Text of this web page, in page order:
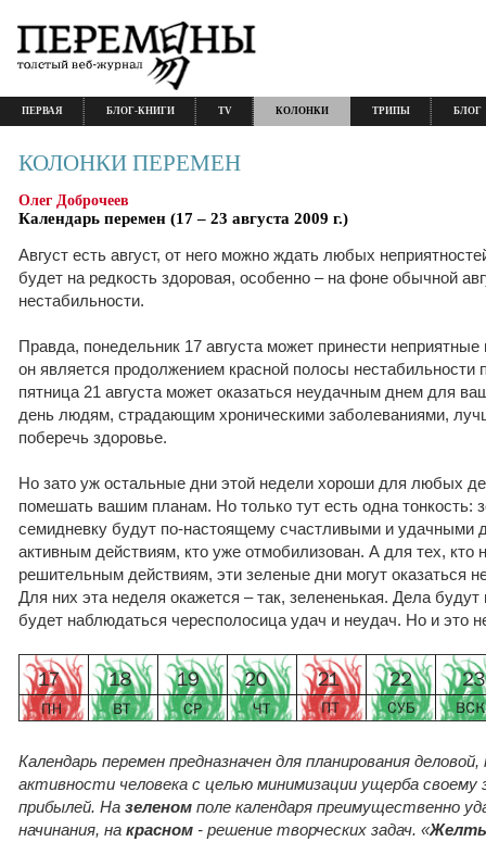
ПЕРВАЯ БЛОГ-КНИГИ TV КОЛОНКИ ТРИПЫ БЛОГ
КОЛОНКИ ПЕРЕМЕН
Олег Доброчеев
Календарь перемен (17 – 23 августа 2009 г.)
Август есть август, от него можно ждать любых
будет на редкость здоровая, особенно – на фоне обычной
нестабильности.
Правда, понедельник 17 августа может принести
он является продолжением красной полосы
пятница 21 августа может оказаться неудачным днем для
день людям, страдающим хроническими заболеваниями,
поберечь здоровье.
Но зато уж остальные дни этой недели хороши для любых
помешать вашим планам. Но только тут есть одна
семидневку будут по-настоящему счастливыми и удачными
активным действиям, кто уже отмобилизован. А для тех, кто
решительным действиям, эти зеленые дни могут оказаться
Для них эта неделя окажется – так, зелененькая. Дела
будет наблюдаться чересполосица удач и неудач. Но и это
Календарь перемен предназначен для планирования
активности человека с целью минимизации ущерба своему
прибылей. На зеленом поле календаря преимущественно
начинания, на красном - решение творческих задач. «